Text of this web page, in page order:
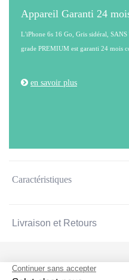
Appareil Garanti 24
L'iPhone 6s 16 Go, Gris sidéral,
grade PREMIUM est garanti 24 mois
en savoir plus
Caractéristiques
Livraison et Retours